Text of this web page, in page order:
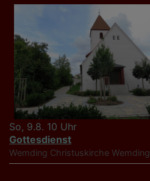
So, 9.8. 10 Uhr
Gottesdienst
Wemding Christuskirche Wemding